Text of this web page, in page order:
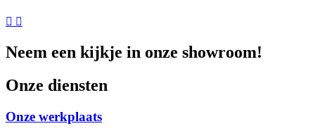
Neem een kijkje in onze showroom!
Onze diensten
Onze werkplaats